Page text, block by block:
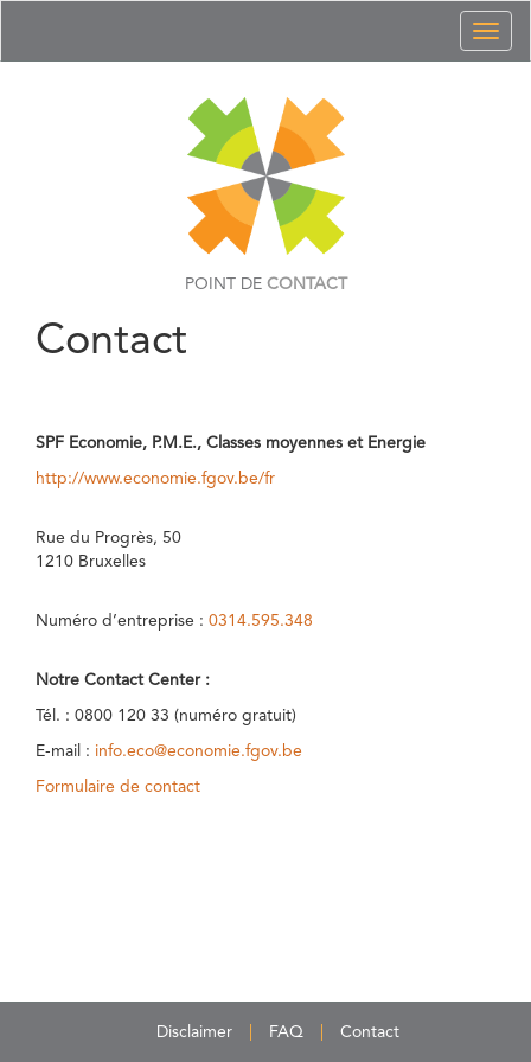
POINT DE CONTACT
Contact
SPF Economie, P.M.E., Classes moyennes et Energie
http://www.economie.fgov.be/fr
Rue du Progrès, 50
1210 Bruxelles
Numéro d’entreprise : 0314.595.348
Notre Contact Center :
Tél. : 0800 120 33 (numéro gratuit)
E-mail : info.eco@economie.fgov.be
Formulaire de contact
Disclaimer FAQ Contact